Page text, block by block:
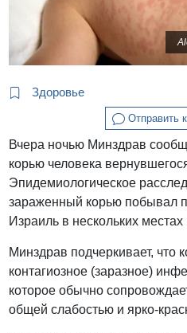
Здоровье
Отправить
Вчера ночью Минздрав
корью человека
Эпидемиологическое
зараженный корью побывал
Израиль в нескольких
Минздрав подчеркивает,
контагиозное (заразное)
которое обычно
общей слабостью и ярко-